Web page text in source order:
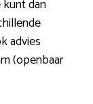
dan
advies
(openbaar